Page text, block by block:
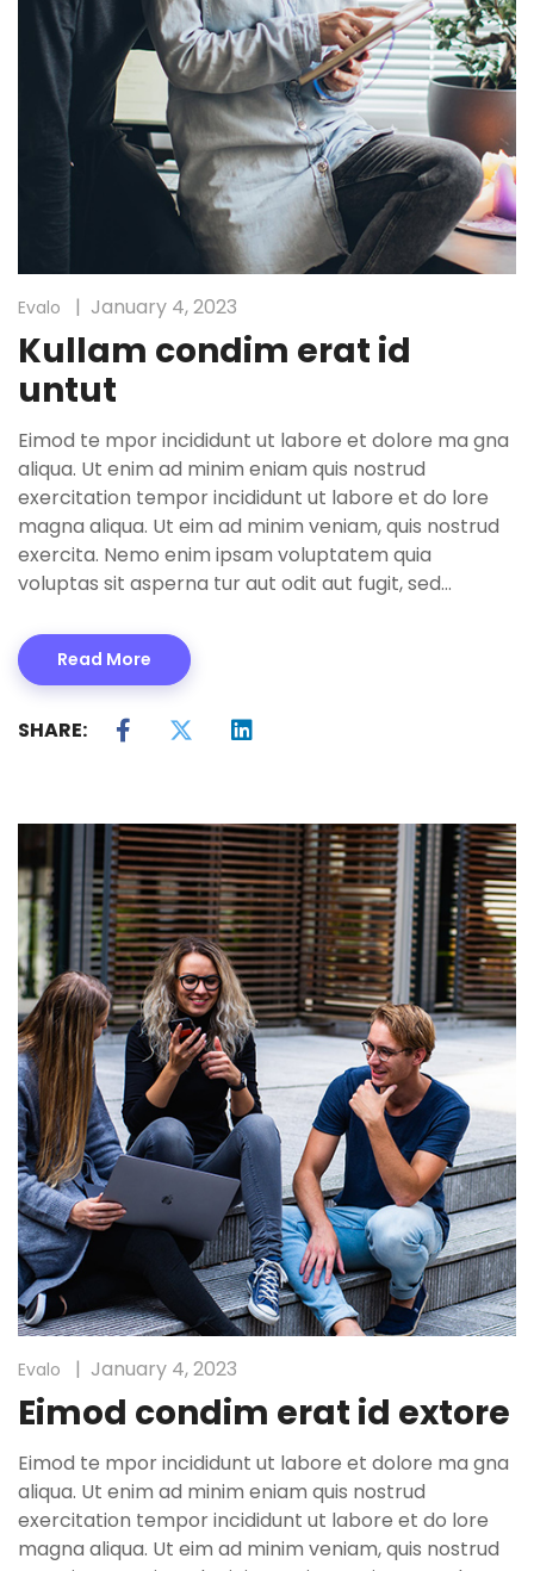
Evalo January 4, 2023
Kullam condim erat id
untut
Eimod te mpor incididunt ut labore et dolore ma gna
aliqua. Ut enim ad minim eniam quis nostrud
exercitation tempor incididunt ut labore et do lore
magna aliqua. Ut eim ad minim veniam, quis nostrud
exercita. Nemo enim ipsam voluptatem quia
voluptas sit asperna tur aut odit aut fugit, sed…
Read More
SHARE:
Evalo January 4, 2023
Eimod condim erat id extore
Eimod te mpor incididunt ut labore et dolore ma gna
aliqua. Ut enim ad minim eniam quis nostrud
exercitation tempor incididunt ut labore et do lore
magna aliqua. Ut eim ad minim veniam, quis nostrud